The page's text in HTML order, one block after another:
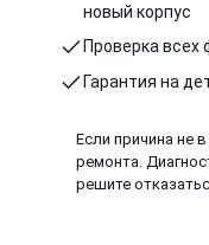
новый корпус
Проверка всех
Гарантия на
Если причина не
ремонта.
решите